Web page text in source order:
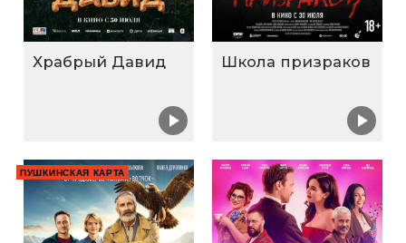
Храбрый Давид Школа призраков
ПУШКИНСКАЯ КАРТА